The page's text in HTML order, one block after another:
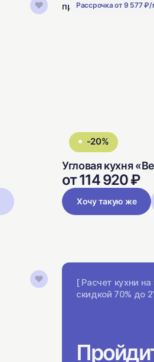
Рассрочка от 9 577
-20%
Угловая кухня
от 114 920 ₽
Хочу такую же
[ Расчет кухни на
скидкой 70% до